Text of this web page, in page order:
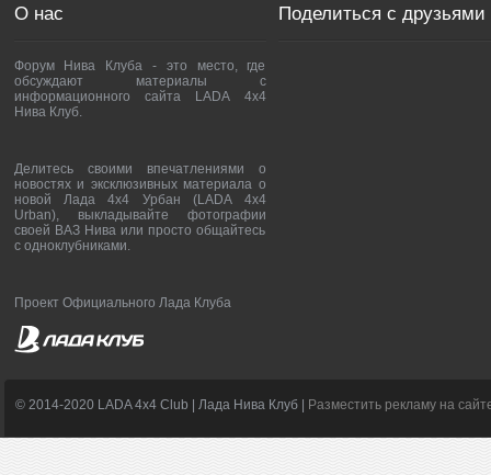
О нас
Форум Нива Клуба - это место, где
обсуждают материалы с
информационного сайта LADA 4x4
Нива Клуб.
Делитесь своими впечатлениями о
новостях и эксклюзивных материала о
новой Лада 4х4 Урбан (LADA 4x4
Urban), выкладывайте фотографии
своей ВАЗ Нива или просто общайтесь
с одноклубниками.
Проект Официального Лада Клуба
Поделиться с друзьями
© 2014-2020 LADA 4x4 Club | Лада Нива Клуб | Разместить рекламу на